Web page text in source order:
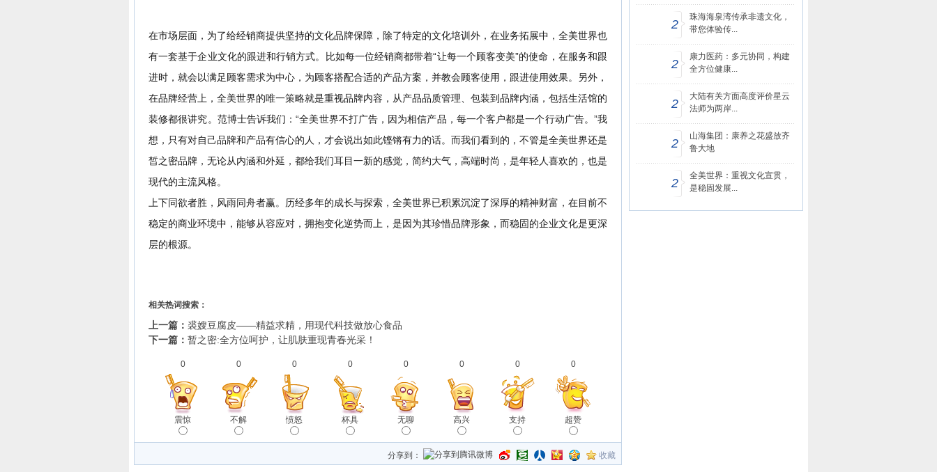
在市场层面，为了给经销商提供坚持的文化品牌保障，除了特定的文化培训外，在业务拓展中，全美世界也
有一套基于企业文化的跟进和行销方式。比如每一位经销商都带着“让每一个顾客变美”的使命，在服务和跟
进时，就会以满足顾客需求为中心，为顾客搭配合适的产品方案，并教会顾客使用，跟进使用效果。另外，
在品牌经营上，全美世界的唯一策略就是重视品牌内容，从产品品质管理、包装到品牌内涵，包括生活馆的
装修都很讲究。 范博士告诉我们：“全美世界不打广告，因为相信产品，每一个客户都是一个行动广告。 ”我
想，只有对自己品牌和产品有信心的人，才会说出如此铿锵有力的话。而我们看到的，不管是全美世界还是
皙之密品牌，无论从内涵和外延，都给我们耳目一新的感觉，简约大气，高端时尚，是年轻人喜欢的，也是
现代的主流风格。
上下同欲者胜，风雨同舟者赢。历经多年的成长与探索，全美世界已积累沉淀了深厚的精神财富，在目前不
稳定的商业环境中，能够从容应对，拥抱变化逆势而上，是因为其珍惜品牌形象，而稳固的企业文化是更深
层的根源。
相关热词搜索：
上一篇： 裘嫂豆腐皮——精益求精，用现代科技做放心食品
下一篇： 暂之密:全方位呵护，让肌肤重现青春光采！
0
震惊
0
不解
0
愤怒
0
杯具
0
无聊
0
高兴
0
支持
0
超赞
分享到： 收藏
2
珠海海泉湾传承非遗文化，
带您体验传...
2
康力医药：多元协同，构建
全方位健康...
2
大陆有关方面高度评价星云
法师为两岸...
2
山海集团：康养之花盛放齐
鲁大地
2
全美世界：重视文化宣贯，
是稳固发展...